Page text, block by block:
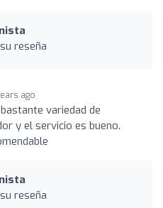
reseña
ago
variedad de
y el servicio es bueno.
reseña